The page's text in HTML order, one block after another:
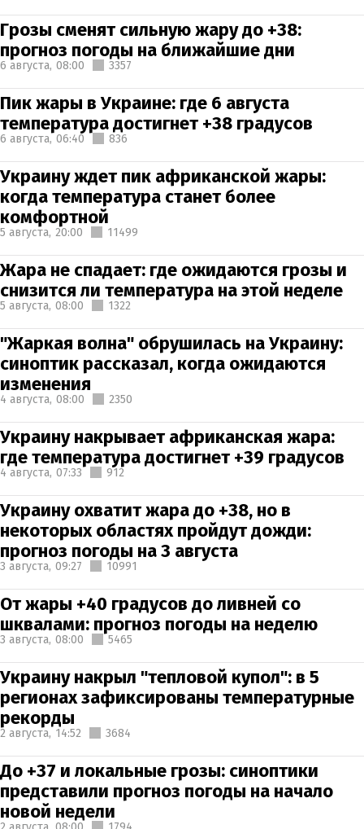
Грозы сменят сильную жару до +38:
прогноз погоды на ближайшие дни
6 августа, 08:00 3357
Пик жары в Украине: где 6 августа
температура достигнет +38 градусов
6 августа, 06:40 836
Украину ждет пик африканской жары:
когда температура станет более
комфортной
5 августа, 20:00 11499
Жара не спадает: где ожидаются грозы и
снизится ли температура на этой неделе
5 августа, 08:00 1322
"Жаркая волна" обрушилась на Украину:
синоптик рассказал, когда ожидаются
изменения
4 августа, 08:00 2350
Украину накрывает африканская жара:
где температура достигнет +39 градусов
4 августа, 07:33 912
Украину охватит жара до +38, но в
некоторых областях пройдут дожди:
прогноз погоды на 3 августа
3 августа, 09:27 10991
От жары +40 градусов до ливней со
шквалами: прогноз погоды на неделю
3 августа, 08:00 5465
Украину накрыл "тепловой купол": в 5
регионах зафиксированы температурные
рекорды
2 августа, 14:52 3684
До +37 и локальные грозы: синоптики
представили прогноз погоды на начало
новой недели